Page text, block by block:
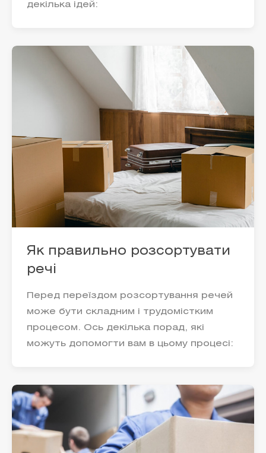
декілька ідей:
Як правильно розсортувати
речі
Перед переїздом розсортування речей
може бути складним і трудомістким
процесом. Ось декілька порад, які
можуть допомогти вам в цьому процесі: